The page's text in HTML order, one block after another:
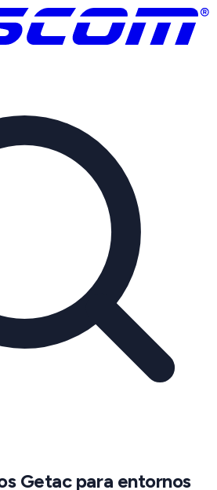
Getac para entornos